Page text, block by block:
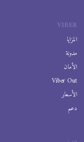
VIBER
المزايا
مدونة
الأمان
Viber Out
الأسعار
دعم